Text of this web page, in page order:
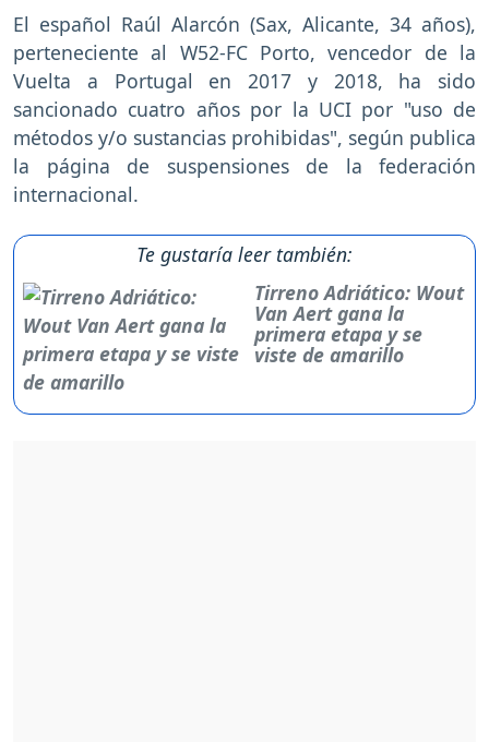
El español Raúl Alarcón (Sax, Alicante, 34 años),
perteneciente al W52-FC Porto, vencedor de la
Vuelta a Portugal en 2017 y 2018, ha sido
sancionado cuatro años por la UCI por "uso de
métodos y/o sustancias prohibidas", según publica
la página de suspensiones de la federación
internacional.
Te gustaría leer también:
Tirreno Adriático: Wout
Van Aert gana la
primera etapa y se
viste de amarillo